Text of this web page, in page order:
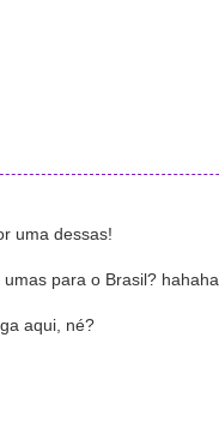
uma dessas!
para o Brasil? hahaha
aqui, né?